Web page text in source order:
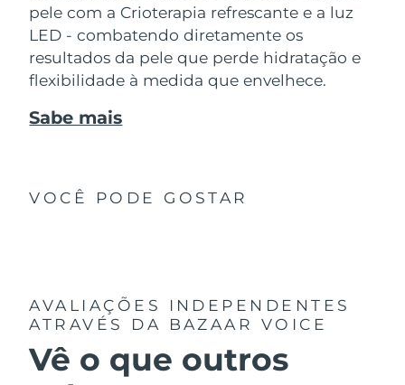
pele com a Crioterapia refrescante e a luz
LED - combatendo diretamente os
resultados da pele que perde hidratação e
flexibilidade à medida que envelhece.
Sabe mais
VOCÊ PODE GOSTAR
AVALIAÇÕES INDEPENDENTES
ATRAVÉS DA BAZAAR VOICE
Vê o que outros